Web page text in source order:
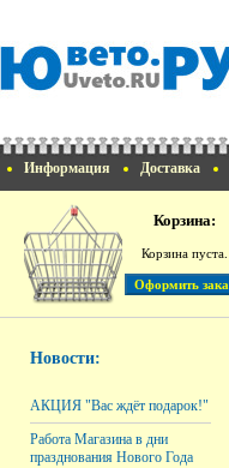
Информация Доставка
Корзина:
Корзина пуста.
Новости:
АКЦИЯ "Вас ждёт подарок!"
Работа Магазина в дни
празднования Нового Года